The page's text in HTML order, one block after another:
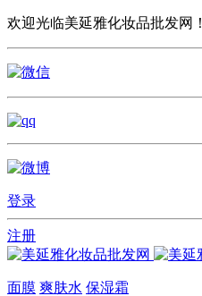
欢迎光临美延雅化妆品批发网！
登录
注册
面膜 爽肤水 保湿霜